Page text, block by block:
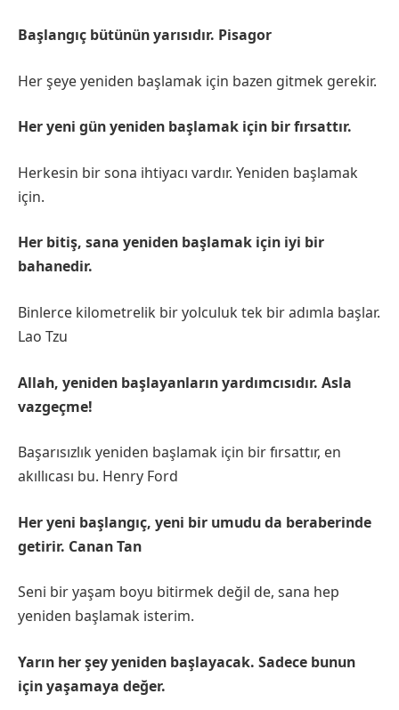
Başlangıç bütünün yarısıdır. Pisagor
Her şeye yeniden başlamak için bazen gitmek gerekir.
Her yeni gün yeniden başlamak için bir fırsattır.
Herkesin bir sona ihtiyacı vardır. Yeniden başlamak
için.
Her bitiş, sana yeniden başlamak için iyi bir
bahanedir.
Binlerce kilometrelik bir yolculuk tek bir adımla başlar.
Lao Tzu
Allah, yeniden başlayanların yardımcısıdır. Asla
vazgeçme!
Başarısızlık yeniden başlamak için bir fırsattır, en
akıllıcası bu. Henry Ford
Her yeni başlangıç, yeni bir umudu da beraberinde
getirir. Canan Tan
Seni bir yaşam boyu bitirmek değil de, sana hep
yeniden başlamak isterim.
Yarın her şey yeniden başlayacak. Sadece bunun
için yaşamaya değer.